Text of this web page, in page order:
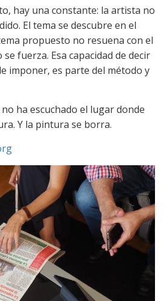
hay una constante: la artista no
El tema se descubre en el
propuesto no resuena con el
fuerza. Esa capacidad de decir
imponer, es parte del método y
ha escuchado el lugar donde
Y la pintura se borra.